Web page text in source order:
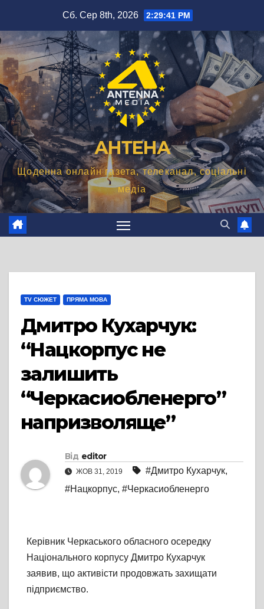
вмісту
Сб. Сер 8th, 2026 2:29:42 PM
АНТЕНА
Щоденна онлайн газета, телеканал, соціальні
медіа
TV СЮЖЕТ ПРЯМА МОВА
Дмитро Кухарчук:
“Нацкорпус не
залишить
“Черкасиобленерго”
напризволяще”
Від editor
ЖОВ 31, 2019 #Дмитро Кухарчук,
#Нацкорпус, #Черкасиобленерго
Керівник Черкаського обласного осередку
Національного корпусу Дмитро Кухарчук
заявив, що активісти продовжать захищати
підприємство.